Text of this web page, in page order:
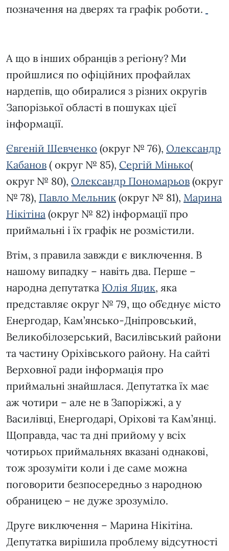
позначення на дверях та графік роботи.
А що в інших обранців з регіону? Ми
пройшлися по офіційних профайлах
нардепів, що обиралися з різних округів
Запорізької області в пошуках цієї
інформації.
Євгеній Шевченко (округ № 76), Олександр
Кабанов ( округ № 85), Сергій Мінько(
округ № 80), Олександр Пономарьов (округ
№ 78), Павло Мельник (округ № 81), Марина
Нікітіна (округ № 82) інформації про
приймальні і їх графік не розмістили.
Втім, з правила завжди є виключення. В
нашому випадку – навіть два. Перше –
народна депутатка Юлія Яцик, яка
представляє округ № 79, що об’єднує місто
Енергодар, Кам’янсько-Дніпровський,
Великобілозерський, Василівський райони
та частину Оріхівського району. На сайті
Верховної ради інформація про
приймальні знайшлася. Депутатка їх має
аж чотири – але не в Запоріжжі, а у
Василівці, Енергодарі, Оріхові та Кам’янці.
Щоправда, час та дні прийому у всіх
чотирьох приймальнях вказані однакові,
тож зрозуміти коли і де саме можна
поговорити безпосередньо з народною
обраницею – не дуже зрозуміло.
Друге виключення – Марина Нікітіна.
Депутатка вирішила проблему відсутності